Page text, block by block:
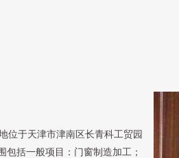
位于天津市津南区长青科工贸园
括一般项目：门窗制造加工；